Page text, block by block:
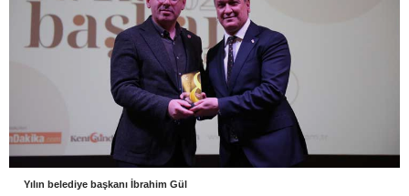
Yılın belediye başkanı İbrahim Gül